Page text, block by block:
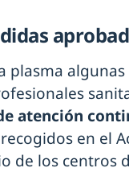
plasma
atención
en el
de los centros